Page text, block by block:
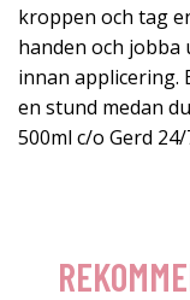
kroppen och tag
handen och
innan applicering.
en stund medan
500ml c/o Gerd